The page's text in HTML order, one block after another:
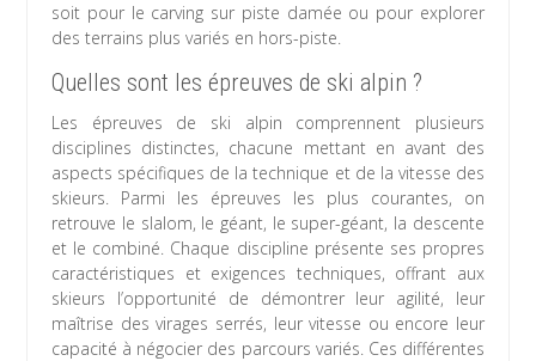
soit pour le carving sur piste damée ou pour explorer
des terrains plus variés en hors-piste.
Quelles sont les épreuves de ski alpin ?
Les épreuves de ski alpin comprennent plusieurs
disciplines distinctes, chacune mettant en avant des
aspects spécifiques de la technique et de la vitesse des
skieurs. Parmi les épreuves les plus courantes, on
retrouve le slalom, le géant, le super-géant, la descente
et le combiné. Chaque discipline présente ses propres
caractéristiques et exigences techniques, offrant aux
skieurs l’opportunité de démontrer leur agilité, leur
maîtrise des virages serrés, leur vitesse ou encore leur
capacité à négocier des parcours variés. Ces différentes